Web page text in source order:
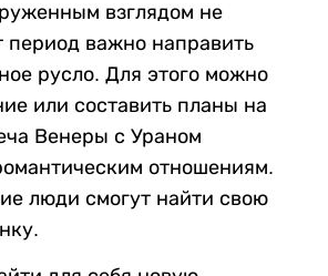
взглядом не
период важно направить
русло. Для этого можно
или составить планы на
Венеры с Ураном
отношениям.
люди смогут найти свою